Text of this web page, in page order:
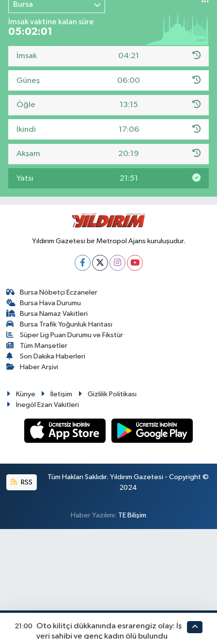
Bursa
İmsak vaktine kalan süre
05:02:00
İmsak 04:21
Güneş 06:00
Öğle 13:15
İkindi 17:06
Akşam 20:19
Yatsı 21:51
Yıldırım Gazetesi bir Metropol Ajans kuruluşudur.
Bursa Nöbetçi Eczaneler
Bursa Hava Durumu
Bursa Namaz Vakitleri
Bursa Trafik Yoğunluk Haritası
Süper Lig Puan Durumu ve Fikstür
Tüm Manşetler
Son Dakika Haberleri
Haber Arşivi
Künye İletişim
Gizlilik Politikası
İnegöl Ezan Vakitleri
RSS
Tüm Hakları Saklıdır. Yıldırım Gazetesi - Copyright ©
2024
Haber Yazılımı: TE Bilişim
21:00
Oto kilitçi dükkanında esrarengiz olay: İş
yeri sahibi ve genç kadın ölü bulundu